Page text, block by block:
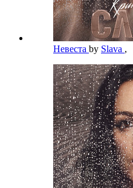
Невеста by Slava ,